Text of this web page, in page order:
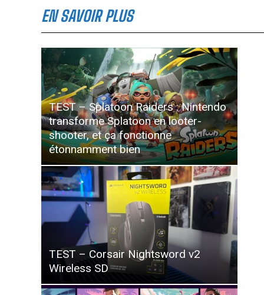
EN SAVOIR PLUS
TEST – Splatoon Raiders : Nintendo
transforme Splatoon en looter-
shooter, et ça fonctionne
étonnamment bien
TEST – Corsair Nightsword v2
Wireless SD